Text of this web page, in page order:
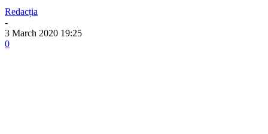
Redacția
-
3 March 2020 19:25
0